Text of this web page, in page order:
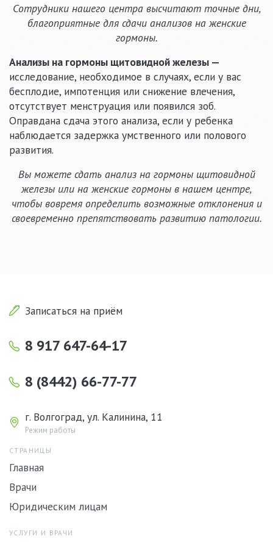
Сотрудники нашего центра высчитают точные дни,
благоприятные для сдачи анализов на женские
гормоны.
Анализы на гормоны щитовидной железы —
исследование, необходимое в случаях, если у вас
бесплодие, импотенция или снижение влечения,
отсутствует менструация или появился зоб.
Оправдана сдача этого анализа, если у ребенка
наблюдается задержка умственного или полового
развития.
Вы можете сдать анализ на гормоны щитовидной
железы или на женские гормоны в нашем центре,
чтобы вовремя определить возможные отклонения и
своевременно препятствовать развитию патологии.
Записаться на приём
8 917 647-64-17
8 (8442) 66-77-77
г. Волгоград, ул. Калинина, 11
Режим работы
СТРАНИЦЫ
Главная
Врачи
Юридическим лицам
УСЛУГИ И ВРАЧИ